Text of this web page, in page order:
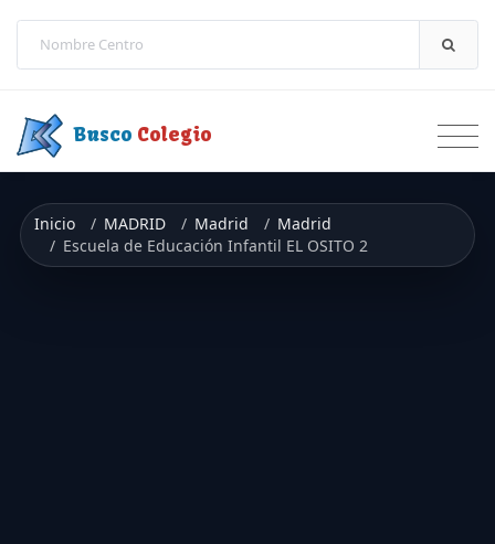
Busco Colegio
Inicio MADRID Madrid
Madrid
Escuela de Educación Infantil EL OSITO 2